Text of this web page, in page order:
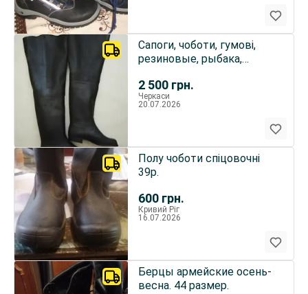
2 500 грн.
Сапоги, чоботи, гумовi,
резиновые, рыбака,
Черкаси
20.07.2026
600 грн.
Полу чоботи спіцовочні
39р.
Кривий Ріг
16.07.2026
Берцы армейские осень-
весна. 44 размер.